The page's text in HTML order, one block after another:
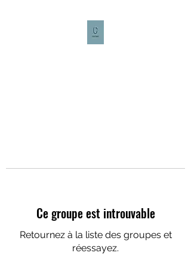
Ce groupe est introuvable
Retournez à la liste des groupes et
réessayez.